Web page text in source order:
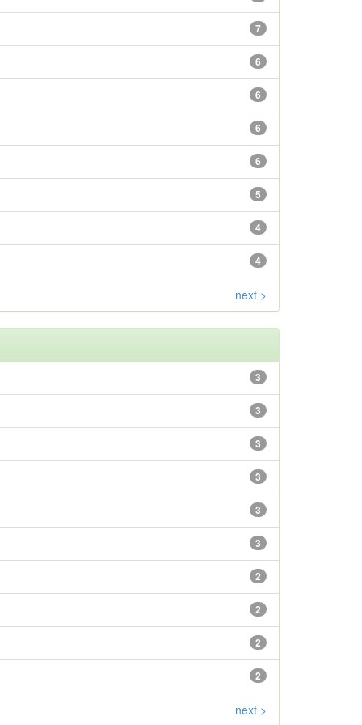
7
6
6
6
6
5
4
4
next >
3
3
3
3
3
3
2
2
2
2
next >